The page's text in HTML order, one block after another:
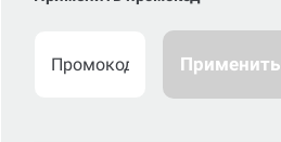
Применить